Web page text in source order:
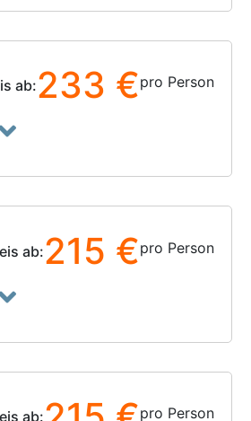
ab:233 €pro Person
ab:215 €pro Person
ab:
pro Person